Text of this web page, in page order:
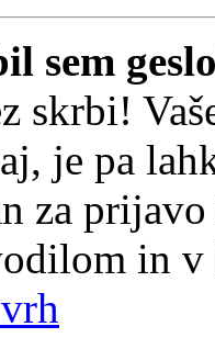
sem
skrbi!
je pa
za
in v